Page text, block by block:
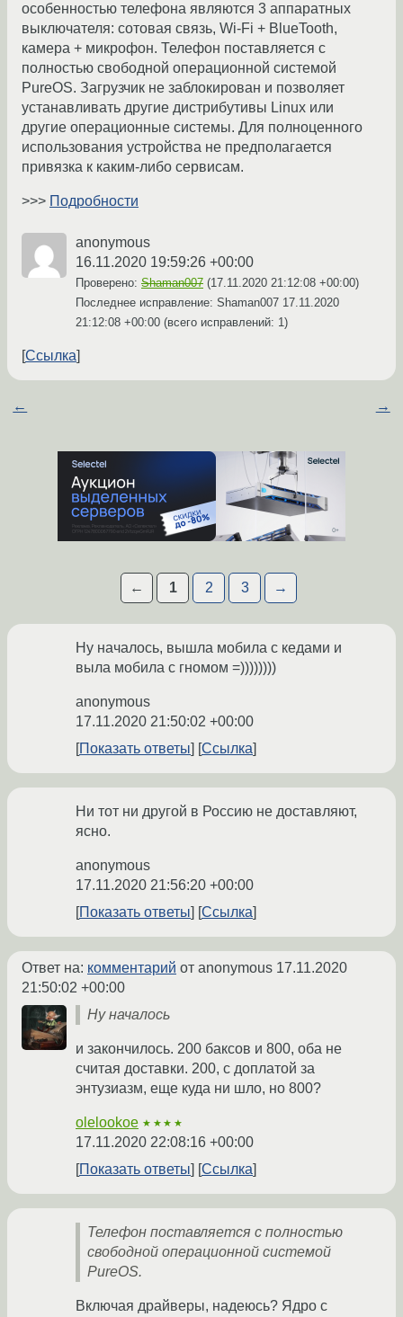
особенностью телефона являются 3 аппаратных
выключателя: сотовая связь, Wi-Fi + BlueTooth,
камера + микрофон. Телефон поставляется с
полностью свободной операционной системой
PureOS. Загрузчик не заблокирован и позволяет
устанавливать другие дистрибутивы Linux или
другие операционные системы. Для полноценного
использования устройства не предполагается
привязка к каким-либо сервисам.
>>> Подробности
anonymous
16.11.2020 19:59:26 +00:00
Проверено: Shaman007 (17.11.2020 21:12:08 +00:00)
Последнее исправление: Shaman007 17.11.2020
21:12:08 +00:00 (всего исправлений: 1)
Ссылка
← →
← 1 2 3 →
Ну началось, вышла мобила с кедами и
выла мобила с гномом =))))))))
anonymous
17.11.2020 21:50:02 +00:00
Показать ответы
Ссылка
Ни тот ни другой в Россию не доставляют,
ясно.
anonymous
17.11.2020 21:56:20 +00:00
Показать ответы
Ссылка
Ответ на: комментарий от anonymous 17.11.2020
21:50:02 +00:00
Ну началось
и закончилось. 200 баксов и 800, оба не
считая доставки. 200, с доплатой за
энтузиазм, еще куда ни шло, но 800?
olelookoe ★★★★
17.11.2020 22:08:16 +00:00
Показать ответы
Ссылка
Телефон поставляется с полностью
свободной операционной системой
PureOS.
Включая драйверы, надеюсь? Ядро с